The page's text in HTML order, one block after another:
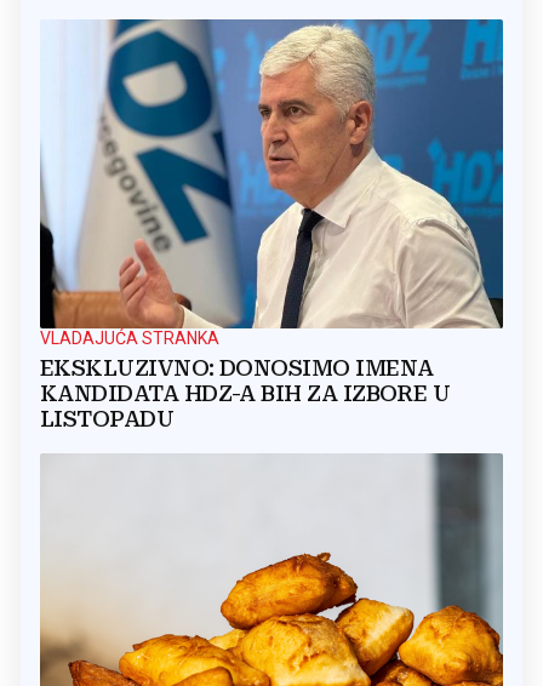
VLADAJUĆA STRANKA
EKSKLUZIVNO: DONOSIMO IMENA
KANDIDATA HDZ-A BIH ZA IZBORE U
LISTOPADU